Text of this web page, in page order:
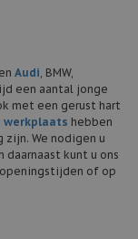
Audi, BMW,
een aantal jonge
met een gerust hart
werkplaats hebben
We nodigen u
daarnaast kunt u ons
of op